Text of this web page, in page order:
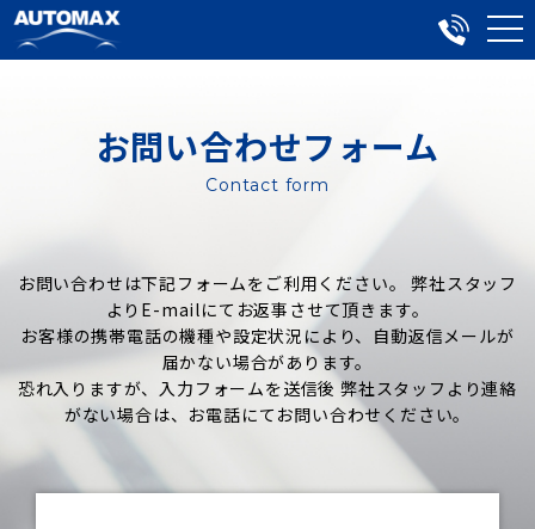
お問い合わせフォーム
Contact form
お問い合わせは下記フォームをご利用ください。 弊社スタッフ
よりE-mailにてお返事させて頂きます。
お客様の携帯電話の機種や設定状況により、自動返信メールが
届かない場合があります。
恐れ入りますが、入力フォームを送信後 弊社スタッフより連絡
がない場合は、お電話にてお問い合わせください。